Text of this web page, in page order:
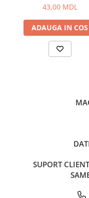
Lanterne
Mese
Saci de dormit, saltele,
Accesorii
43,00 MDL
ADAUGA IN COS
SUPORT